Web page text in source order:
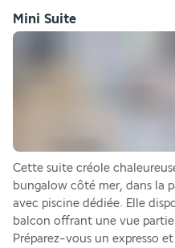
Mini Suite
Cette suite créole
bungalow côté mer, dans la
avec piscine dédiée. Elle
balcon offrant une vue
Préparez-vous un expresso